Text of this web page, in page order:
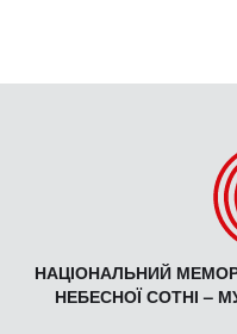
НАЦІОНАЛЬНИЙ
НЕБЕСНОЇ СОТНІ –